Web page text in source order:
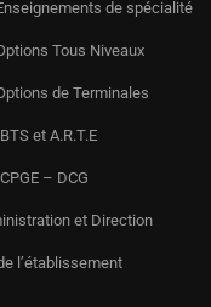
de spécialité
Tous Niveaux
de Terminales
et A.R.T.E
– DCG
et Direction
l’établissement